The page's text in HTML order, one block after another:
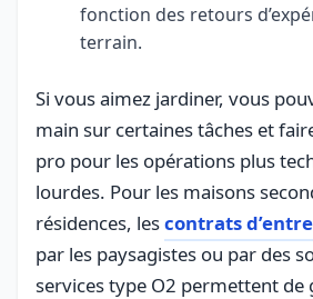
fonction des retours
terrain.
Si vous aimez jardiner, vous
main sur certaines tâches et
pro pour les opérations plus
lourdes. Pour les maisons
résidences, lescontrats
par les paysagistes ou par des
services type O2 permettent de